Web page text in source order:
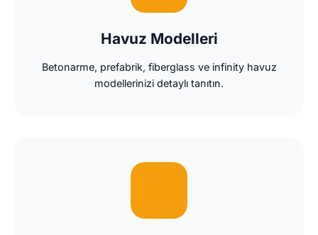
Havuz Modelleri
Betonarme, prefabrik, fiberglass ve infinity havuz
modellerinizi detaylı tanıtın.